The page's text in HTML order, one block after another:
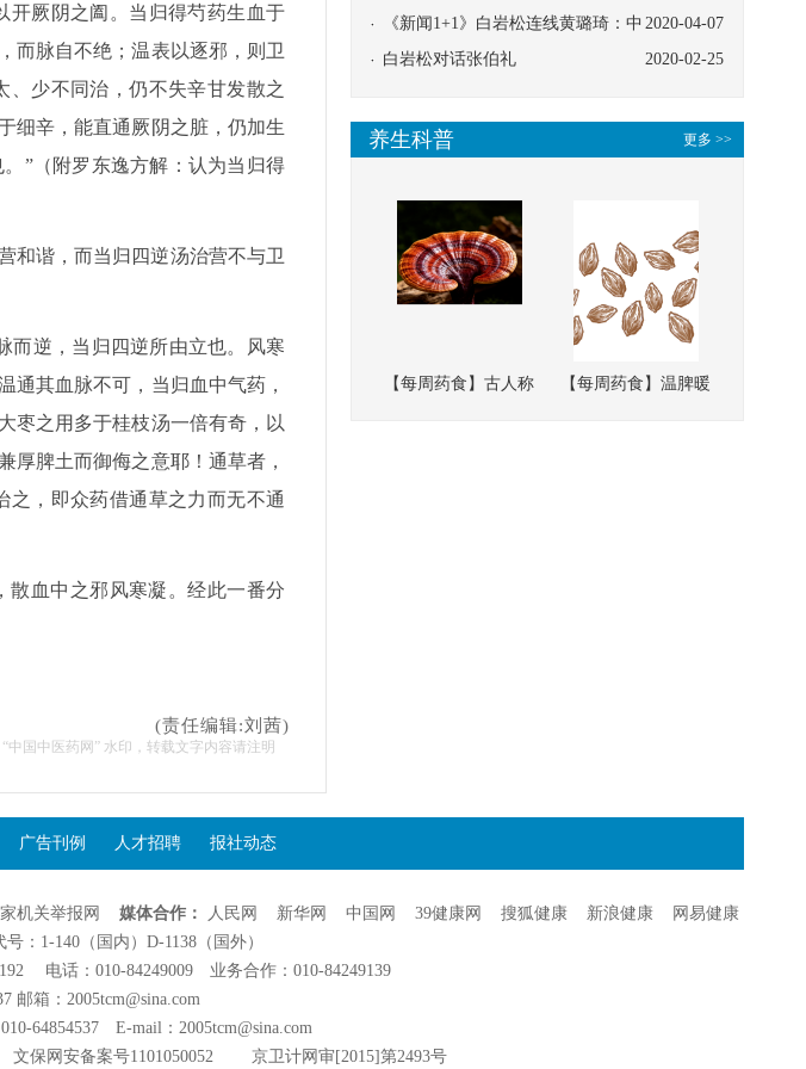
开厥阴之阖。当归得芍药生血于
而脉自不绝；温表以逐邪，则卫
少不同治，仍不失辛甘发散之
细辛，能直通厥阴之脏，仍加生
”（附罗东逸方解：认为当归得
和谐，而当归四逆汤治营不与卫
而逆，当归四逆所由立也。风寒
通其血脉不可，当归血中气药，
枣之用多于桂枝汤一倍有奇，以
厚脾土而御侮之意耶！通草者，
之，即众药借通草之力而无不通
散血中之邪风寒凝。经此一番分
(责任编辑:刘茜)
国中医药网” 水印，转载文字内容请注明
协同
2020-04-07
《新闻1+1》白岩松连线黄璐琦：中
医救治的临床效果
2020-02-25
白岩松对话张伯礼
更多 >>
养生科普
【每周药食】古人称
【每周药食】温脾暖
广告刊例 人才招聘 报社动态
机关举报网 媒体合作： 人民网 新华网 中国网 39健康网 搜狐健康 新浪健康
网易健康
：1-140（国内）D-1138（国外）
电话：010-84249009 业务合作：010-84249139
邮箱：2005tcm@sina.com
64854537 E-mail：2005tcm@sina.com
网安备案号1101050052 京卫计网审[2015]第2493号